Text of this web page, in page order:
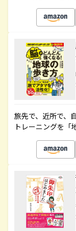
旅先で、近所で、
トレーニングを「